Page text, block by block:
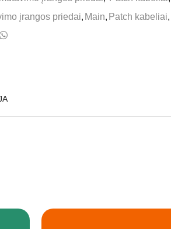
įrangos priedai, Main, Patch kabeliai,